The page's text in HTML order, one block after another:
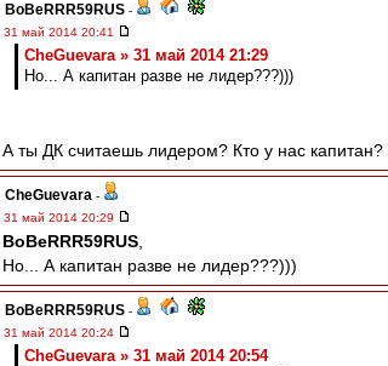
BoBeRRR59RUS -
31 май 2014 20:41
CheGuevara » 31 май 2014 21:29
Но... А капитан разве не лидер???)))
А ты ДК считаешь лидером? Кто у нас капитан?
CheGuevara -
31 май 2014 20:29
BoBeRRR59RUS
Но... А капитан разве не лидер???)))
BoBeRRR59RUS -
31 май 2014 20:24
CheGuevara » 31 май 2014 20:54